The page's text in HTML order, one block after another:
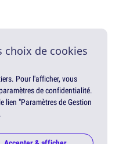
choix de cookies
Pour l'afficher, vous
de confidentialité.
lien "Paramètres de Gestion